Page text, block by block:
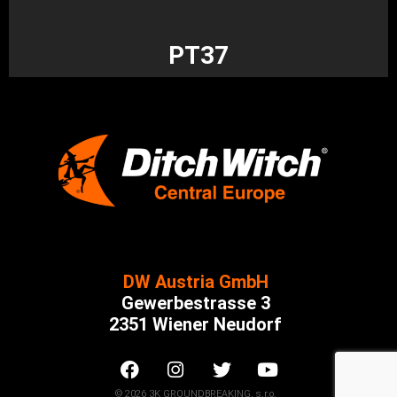
PT37
DW Austria GmbH
Gewerbestrasse 3
2351 Wiener Neudorf
© 2026 3K GROUNDBREAKING, s.r.o.